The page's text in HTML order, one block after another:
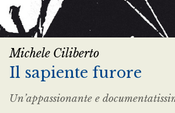
Michele Ciliberto
Il sapiente furore
Un’appassionante e